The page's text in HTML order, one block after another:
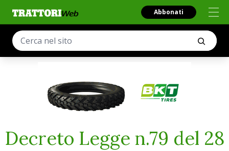
Abbonati
Decreto Legge n.79 del 28